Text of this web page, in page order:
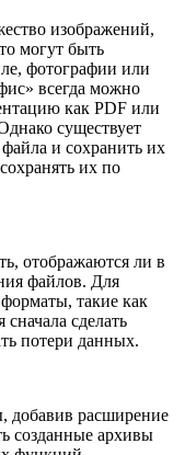
изображений,
могут быть
фотографии или
всегда можно
как PDF или
существует
и сохранить их
их по
отображаются ли в
файлов. Для
такие как
сделать
потери данных.
добавив расширение
созданные архивы